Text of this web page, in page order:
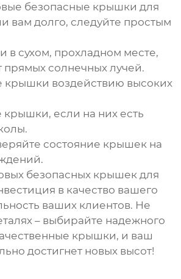
безопасные крышки для
вам долго, следуйте простым
в сухом, прохладном месте,
солнечных лучей.
крышки воздействию высоких
крышки, если на них есть
состояние крышек на
безопасных крышек для
в качество вашего
ваших клиентов. Не
– выбирайте надежного
крышки, и ваш
достигнет новых высот!